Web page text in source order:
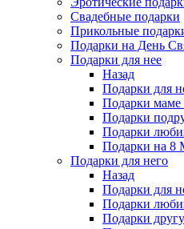
Свадебные подарки
Прикольные
Подарки на День
Подарки для нее
Назад
Подарки для
Подарки маме
Подарки
Подарки
Подарки на 8
Подарки для него
Назад
Подарки для
Подарки
Подарки